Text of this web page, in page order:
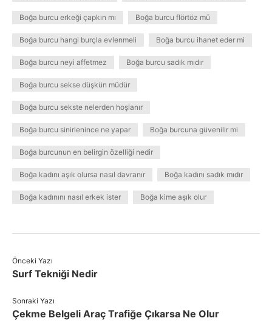
Boğa burcu erkeği çapkın mı Boğa burcu flörtöz mü
Boğa burcu hangi burçla evlenmeli Boğa burcu ihanet eder mi
Boğa burcu neyi affetmez Boğa burcu sadık mıdır
Boğa burcu sekse düşkün müdür
Boğa burcu sekste nelerden hoşlanır
Boğa burcu sinirlenince ne yapar Boğa burcuna güvenilir mi
Boğa burcunun en belirgin özelliği nedir
Boğa kadını aşık olursa nasıl davranır Boğa kadını sadık mıdır
Boğa kadınını nasıl erkek ister Boğa kime aşık olur
Önceki Yazı
Surf Tekniği Nedir
Sonraki Yazı
Çekme Belgeli Araç Trafiğe Çıkarsa Ne Olur